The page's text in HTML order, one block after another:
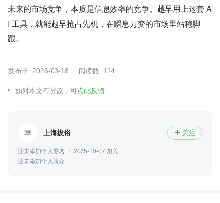
未来的市场竞争，本质是信息效率的竞争。越早用上这套 A
I 工具，就能越早抢占先机，在瞬息万变的市场里站稳脚
跟。
发布于: 2026-03-18 阅读数: 124
如对本文有异议，可点此反馈
上海拔俗  关注
还未添加个人签名
2025-10-07 加入
还未添加个人简介